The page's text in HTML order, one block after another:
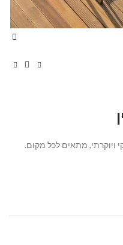
ויוקרתי, מתאים לכל מקום.